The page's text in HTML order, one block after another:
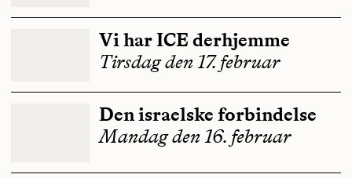
Vi har ICE derhjemme
Tirsdag den 17. februar
Den israelske forbindelse
Mandag den 16. februar